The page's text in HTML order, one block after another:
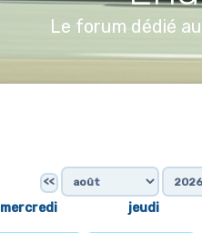
Le forum dédié
<<
mercredi jeudi